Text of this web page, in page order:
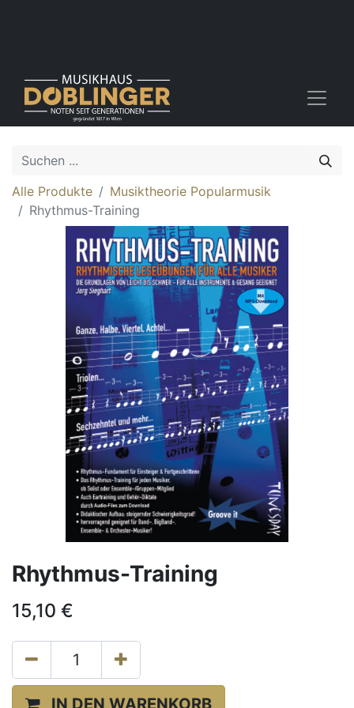
Alle Produkte
Musiktheorie Popularmusik
Rhythmus-Training
Rhythmus-Training
15,10 €
IN DEN WARENKORB